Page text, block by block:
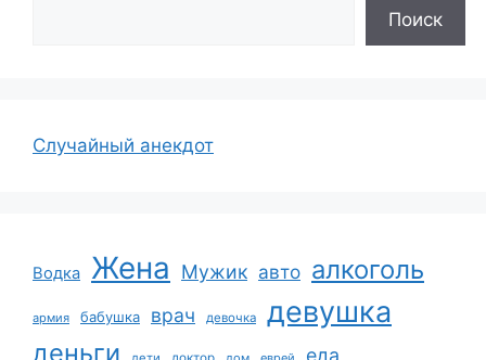
Поиск
Случайный анекдот
Водка Жена Мужик авто алкоголь
армия бабушка врач девочка девушка
деньги еда